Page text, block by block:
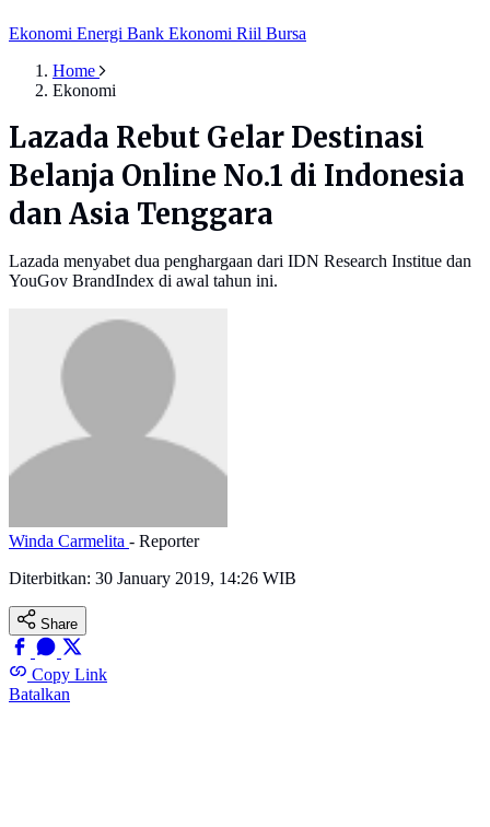
Ekonomi Energi Bank Ekonomi Riil Bursa
Home
Ekonomi
Lazada Rebut Gelar Destinasi
Belanja Online No.1 di Indonesia
dan Asia Tenggara
Lazada menyabet dua penghargaan dari IDN Research Institue dan
YouGov BrandIndex di awal tahun ini.
Winda Carmelita - Reporter
Diterbitkan: 30 January 2019, 14:26 WIB
Share
Copy Link
Batalkan